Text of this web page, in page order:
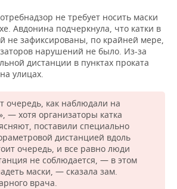
не требует носить маски
Авдонина подчеркнула, что катки в
не зафиксированы, по крайней мере,
нарушений не было. Из-за
дистанции в пунктах проката
улицах.
очередь, как наблюдали на
— хотя организаторы катка
поставили специально
дистанцией вдоль
очередь, и все равно люди
не соблюдается, — в этом
маски, — сказала зам.
врача.